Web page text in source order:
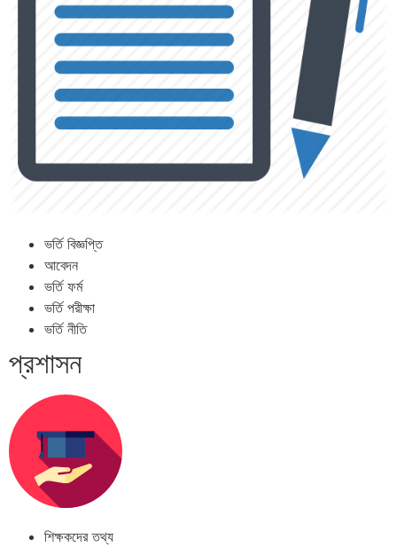
ভর্তি বিজ্ঞপ্তি
আবেদন
ভর্তি ফর্ম
ভর্তি পরীক্ষা
ভর্তি নীতি
প্রশাসন
শিক্ষকদের তথ্য